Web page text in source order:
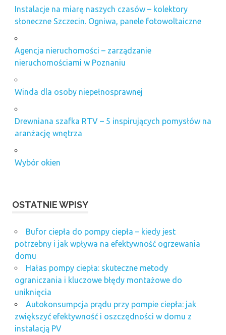
warszawa
kostka
betonowa
modernizacja
dźwigów
ogrzewanie
elektryczne
okna
drewniane
zarządzania
Tani
firmy
zakład
kamieniarski
Wrocław
Instalacje na miarę naszych czasów – kolektory
słoneczne Szczecin. Ogniwa, panele fotowoltaiczne
Agencja nieruchomości – zarządzanie
nieruchomościami w Poznaniu
Winda dla osoby niepełnosprawnej
Drewniana szafka RTV – 5 inspirujących pomysłów na
aranżację wnętrza
Wybór okien
OSTATNIE WPISY
Bufor ciepła do pompy ciepła – kiedy jest
potrzebny i jak wpływa na efektywność ogrzewania
domu
Hałas pompy ciepła: skuteczne metody
ograniczania i kluczowe błędy montażowe do
uniknięcia
Autokonsumpcja prądu przy pompie ciepła: jak
zwiększyć efektywność i oszczędności w domu z
instalacją PV